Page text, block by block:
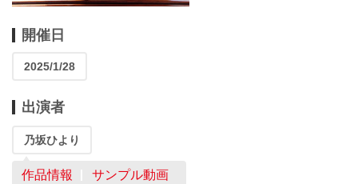
開催日
2025/1/28
出演者
乃坂ひより
作品情報 サンプル動画